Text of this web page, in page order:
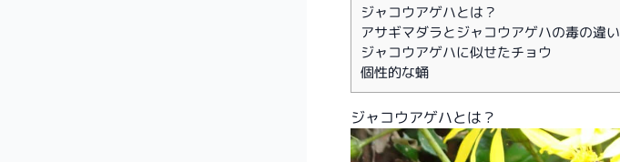
ジャコウアゲハとは？
アサギマダラとジャコウアゲハの毒の違い
ジャコウアゲハに似せたチョウ
個性的な蛹
ジャコウアゲハとは？